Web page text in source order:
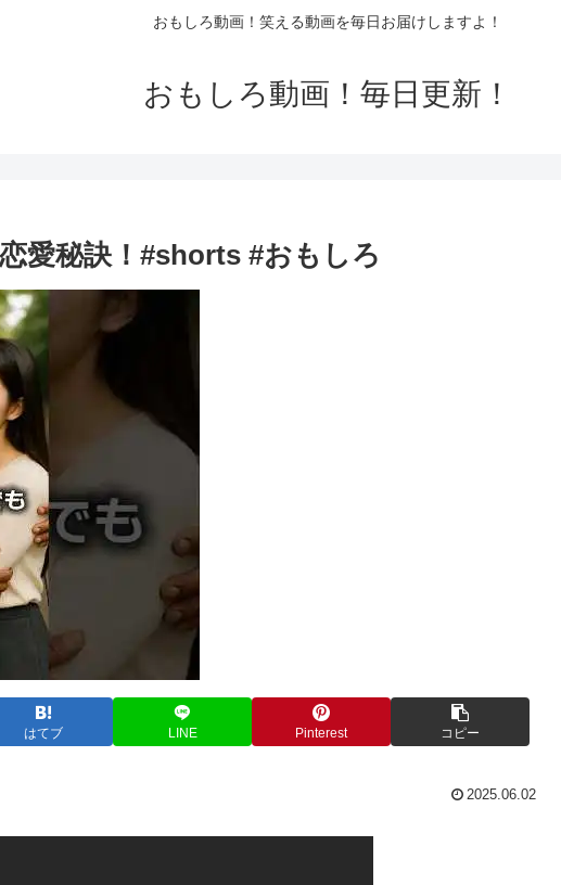
おもしろ動画！笑える動画を毎日お届けしますよ！
おもしろ動画！毎日更新！
愛秘訣！#shorts #おもしろ
はてブ LINE Pinterest コピー
2025.06.02